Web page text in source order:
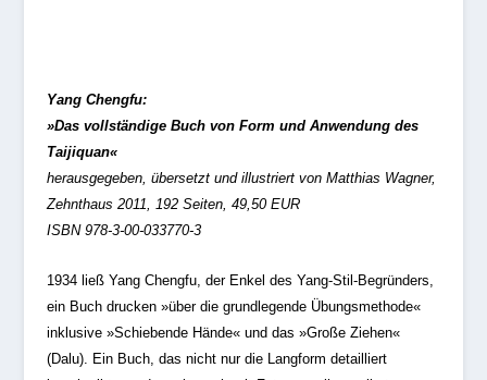
Yang Chengfu:
»Das vollständige Buch von Form und Anwendung des
Taijiquan«
herausgegeben, übersetzt und illustriert von Matthias Wagner,
Zehnthaus 2011, 192 Seiten, 49,50 EUR
ISBN 978-3-00-033770-3
1934 ließ Yang Chengfu, der Enkel des Yang-Stil-Begründers,
ein Buch drucken »über die grundlegende Übungsmethode«
inklusive »Schiebende Hände« und das »Große Ziehen«
(Dalu). Ein Buch, das nicht nur die Langform detailliert